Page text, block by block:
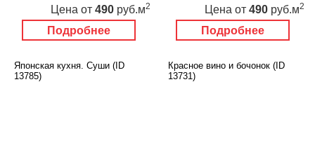
Подробнее
Цена от 490 руб.м2
Подробнее
Цена от 490 руб.м2
Японская кухня. Суши (ID
13785)
Красное вино и бочонок (ID
13731)